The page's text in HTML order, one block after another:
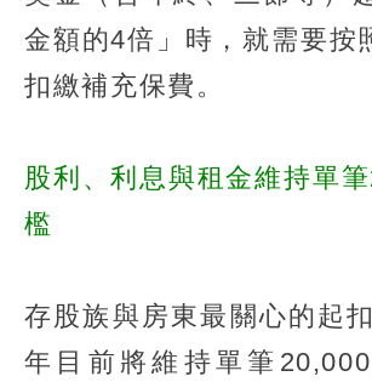
金額的4倍」時，就需要按
扣繳補充保費。
股利、利息與租金維持單
檻
存股族與房東最關心的起
年目前將維持單筆